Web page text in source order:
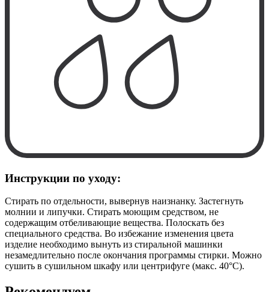
Инструкции по уходу:
Стирать по отдельности, вывернув наизнанку. Застегнуть
молнии и липучки. Стирать моющим средством, не
содержащим отбеливающие вещества. Полоскать без
специального средства. Во избежание изменения цвета
изделие необходимо вынуть из стиральной машинки
незамедлительно после окончания программы стирки. Можно
сушить в сушильном шкафу или центрифуге (макс. 40°C).